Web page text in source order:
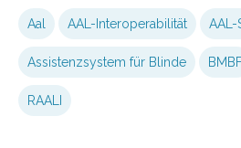
Aal AAL-Interoperabilität AAL-
Assistenzsystem für Blinde
RAALI